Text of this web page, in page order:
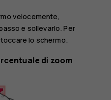
velocemente,
e sollevarlo. Per
lo schermo.
di zoom